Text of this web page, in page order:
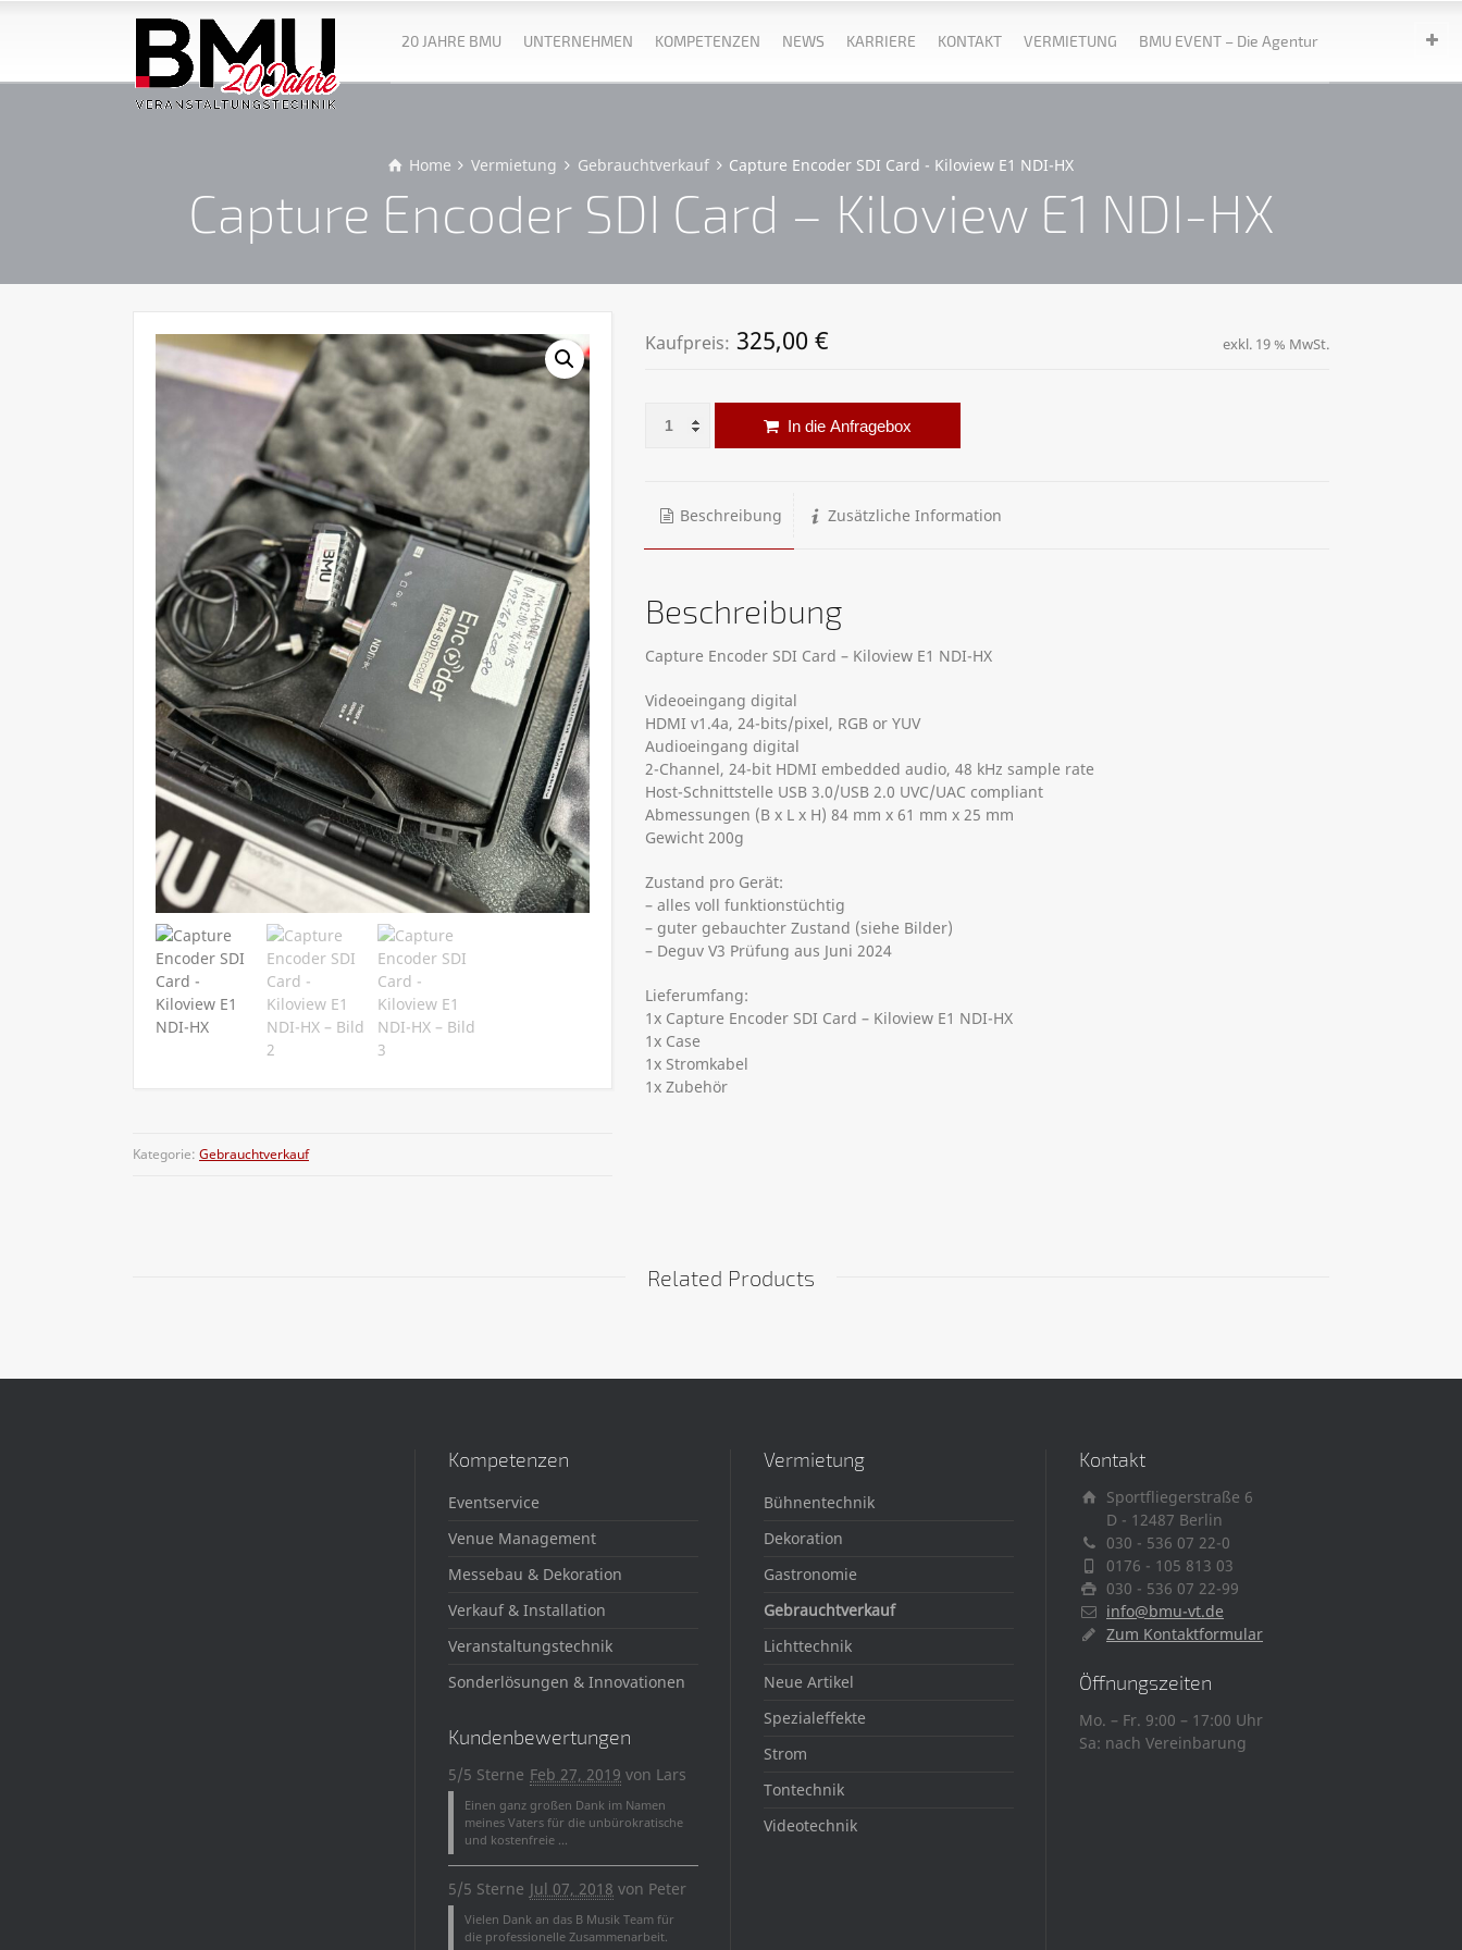
20 JAHRE BMU UNTERNEHMEN KOMPETENZEN NEWS KARRIERE KONTAKT VERMIETUNG BMU EVENT – Die Agentur
Home Vermietung Gebrauchtverkauf Capture Encoder SDI Card - Kiloview E1 NDI-HX
Capture Encoder SDI Card – Kiloview E1 NDI-HX
Kategorie: Gebrauchtverkauf
Kaufpreis: 325,00 € exkl. 19 % MwSt.
Capture Encoder SDI Card - Kiloview E1 NDI-HX Menge
In die Anfragebox
Beschreibung Zusätzliche Information
Beschreibung
Capture Encoder SDI Card – Kiloview E1 NDI-HX
Videoeingang digital
HDMI v1.4a, 24-bits/pixel, RGB or YUV
Audioeingang digital
2-Channel, 24-bit HDMI embedded audio, 48 kHz sample rate
Host-Schnittstelle USB 3.0/USB 2.0 UVC/UAC compliant
Abmessungen (B x L x H) 84 mm x 61 mm x 25 mm
Gewicht 200g
Zustand pro Gerät:
– alles voll funktionstüchtig
– guter gebauchter Zustand (siehe Bilder)
– Deguv V3 Prüfung aus Juni 2024
Lieferumfang:
1x Capture Encoder SDI Card – Kiloview E1 NDI-HX
1x Case
1x Stromkabel
1x Zubehör
Related Products
Kompetenzen
Eventservice
Venue Management
Messebau & Dekoration
Verkauf & Installation
Veranstaltungstechnik
Sonderlösungen & Innovationen
Kundenbewertungen
5/5 Sterne Feb 27, 2019 von Lars
Einen ganz großen Dank im Namen
meines Vaters für die unbürokratische
und kostenfreie ...
5/5 Sterne Jul 07, 2018 von Peter
Vielen Dank an das B Musik Team für
die professionelle Zusammenarbeit.
Vermietung
Bühnentechnik
Dekoration
Gastronomie
Gebrauchtverkauf
Lichttechnik
Neue Artikel
Spezialeffekte
Strom
Tontechnik
Videotechnik
Kontakt
Sportfliegerstraße 6
D - 12487 Berlin
030 - 536 07 22-0
0176 - 105 813 03
030 - 536 07 22-99
info@bmu-vt.de
Zum Kontaktformular
Öffnungszeiten
Mo. – Fr. 9:00 – 17:00 Uhr
Sa: nach Vereinbarung